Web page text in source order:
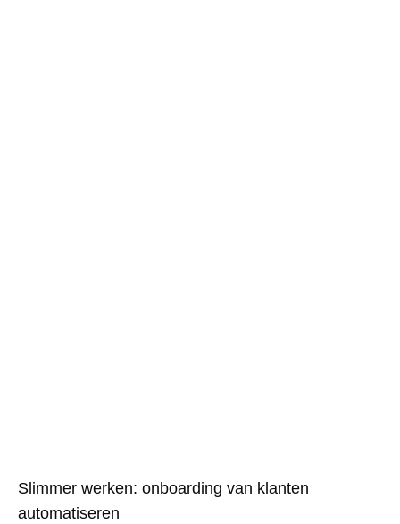
Slimmer werken: onboarding van klanten
automatiseren